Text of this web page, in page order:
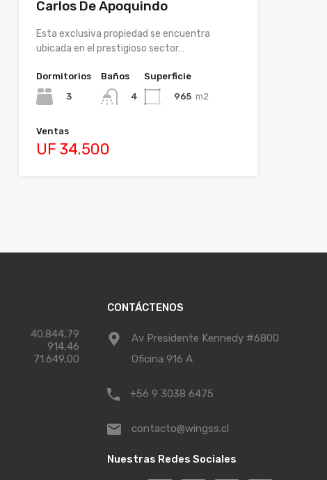
Carlos De Apoquindo
Esta exclusiva propiedad se encuentra
ubicada en el prestigioso sector…
Dormitorios
3
Baños
4
Superficie
965 m2
Ventas
UF 34.500
40.844,79
914,46
71.649,00
CONTÁCTENOS
Av Presidente Kennedy #6800
Oficina 916 A
+56 9 3038 6475
contacto@wingss.cl
Nuestras Redes Sociales